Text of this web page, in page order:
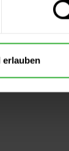
erlauben